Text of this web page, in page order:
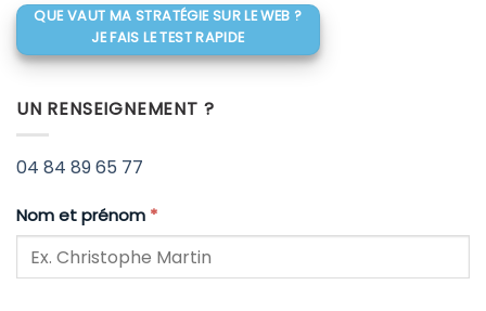
QUE VAUT MA STRATÉGIE SUR LE WEB ?
JE FAIS LE TEST RAPIDE
UN RENSEIGNEMENT ?
04 84 89 65 77
Nom et prénom *